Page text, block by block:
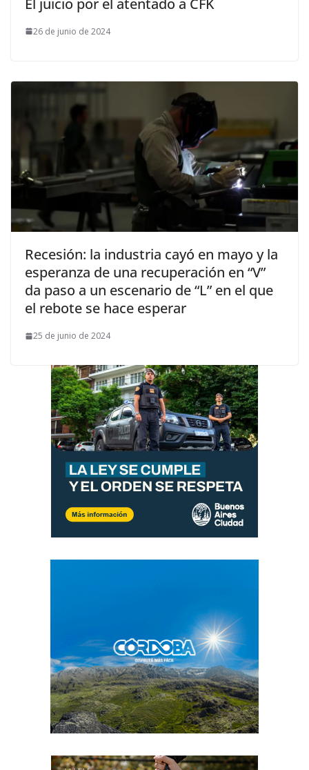
26 de junio de 2024
Recesión: la industria cayó en mayo y la
esperanza de una recuperación en “V”
da paso a un escenario de “L” en el que
el rebote se hace esperar
25 de junio de 2024